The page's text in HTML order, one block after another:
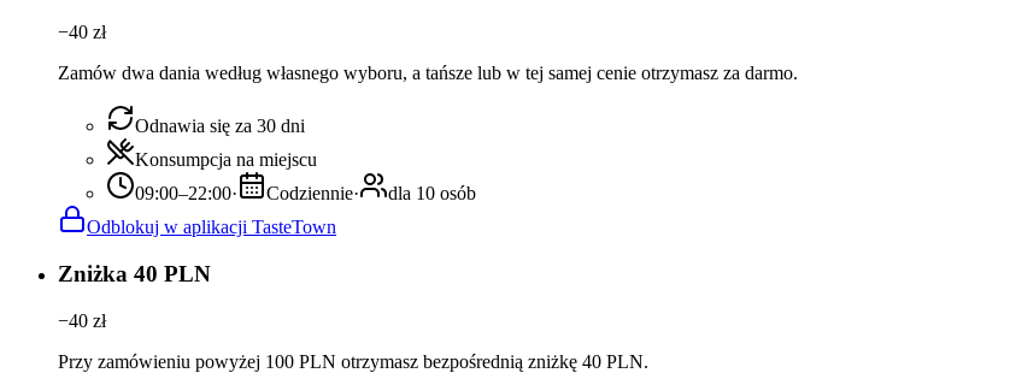
−40 zł
Zamów dwa dania według własnego wyboru, a tańsze lub w tej samej cenie otrzymasz za darmo.
Odnawia się za 30 dni
Konsumpcja na miejscu
09:00–22:00· Codziennie·
dla 10 osób
Odblokuj w aplikacji TasteTown
Zniżka 40 PLN
−40 zł
Przy zamówieniu powyżej 100 PLN otrzymasz bezpośrednią zniżkę 40 PLN.